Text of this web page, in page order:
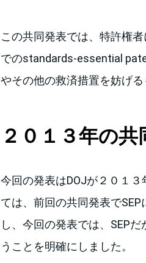
この共同発表では、特許権
でのstandards-essential
やその他の救済措置を妨げ
２０１３年の共
今回の発表はDOJが２０１
ては、前回の共同発表で
し、今回の発表では、SEP
うことを明確にしました。